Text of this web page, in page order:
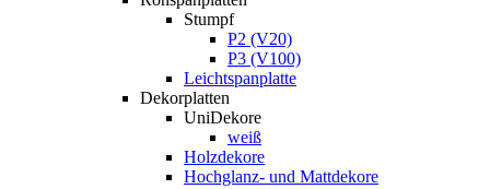
Stumpf
P2 (V20)
P3 (V100)
Leichtspanplatte
Dekorplatten
UniDekore
weiß
Holzdekore
Hochglanz- und Mattdekore